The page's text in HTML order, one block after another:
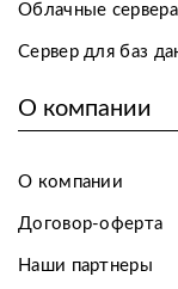
Облачные сервера
Сервер для баз
О компании
О компании
Договор-оферта
Наши партнеры